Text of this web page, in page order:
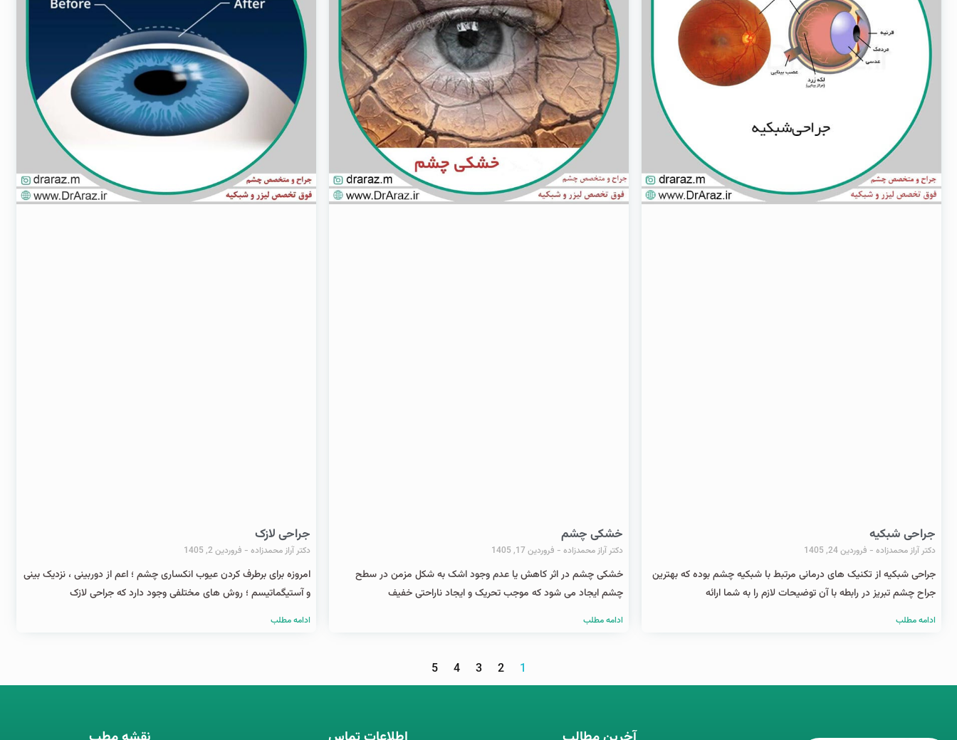
جراحی شبکیه
دکتر آراز محمدزاده فروردین 24, 1405
جراحی شبکیه از تکنیک های درمانی مرتبط با شبکیه چشم بوده که بهترین
جراح چشم تبریز در رابطه با آن توضیحات لازم را به شما ارائه
ادامه مطلب
خشکی چشم
دکتر آراز محمدزاده فروردین 17, 1405
خشکی چشم در اثر کاهش یا عدم وجود اشک به شکل مزمن در سطح
چشم ایجاد می شود که موجب تحریک و ایجاد ناراحتی خفیف
ادامه مطلب
جراحی لازک
دکتر آراز محمدزاده فروردین 2, 1405
امروزه برای برطرف کردن عیوب انکساری چشم ؛ اعم از دوربینی ، نزدیک بینی
و آستیگماتیسم ؛ روش های مختلفی وجود دارد که جراحی لازک
ادامه مطلب
1
2
3
4
5